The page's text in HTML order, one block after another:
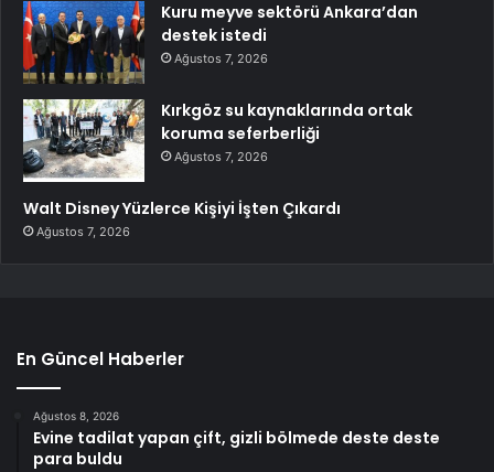
Kuru meyve sektörü Ankara’dan
destek istedi
Ağustos 7, 2026
Kırkgöz su kaynaklarında ortak
koruma seferberliği
Ağustos 7, 2026
Walt Disney Yüzlerce Kişiyi İşten Çıkardı
Ağustos 7, 2026
En Güncel Haberler
Ağustos 8, 2026
Evine tadilat yapan çift, gizli bölmede deste deste
para buldu